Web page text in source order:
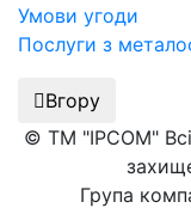
Умови угоди
Послуги з
Вгору
© ТМ "IPCOM"
Група